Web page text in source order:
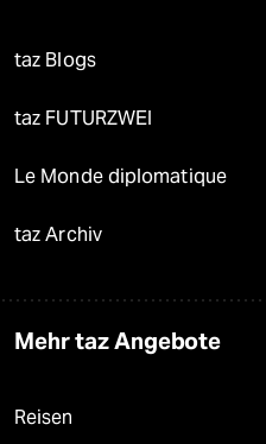
taz Blogs
taz FUTURZWEI
Le Monde diplomatique
taz Archiv
Mehr taz Angebote
Reisen